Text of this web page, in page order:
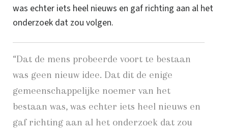
was echter iets heel nieuws en gaf richting aan al het
onderzoek dat zou volgen.
“Dat de mens probeerde voort te bestaan
was geen nieuw idee. Dat dit de enige
gemeenschappelijke noemer van het
bestaan was, was echter iets heel nieuws en
gaf richting aan al het onderzoek dat zou